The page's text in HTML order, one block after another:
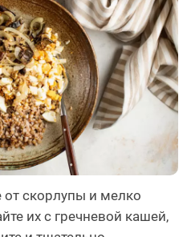
от скорлупы и мелко
их с гречневой кашей,